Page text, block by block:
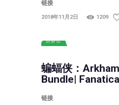
链接
2018年11月2日 1209
慈善包
蝙蝠侠：
Bundle|
链接